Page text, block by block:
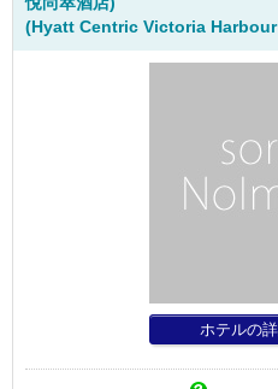
(Hyatt Centric Victoria
ホテルの